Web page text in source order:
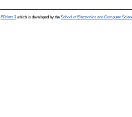
EPrints 3which is developed by the School of Electronics and Computer